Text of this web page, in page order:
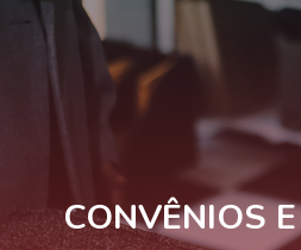
CONVÊNIOS